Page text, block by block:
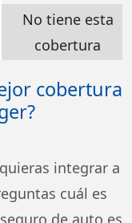
No tiene esta
cobertura
cobertura
integrar a
cuál es
de auto es